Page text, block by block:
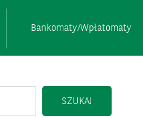
Bankomaty/Wpłatomaty
SZUKAJ